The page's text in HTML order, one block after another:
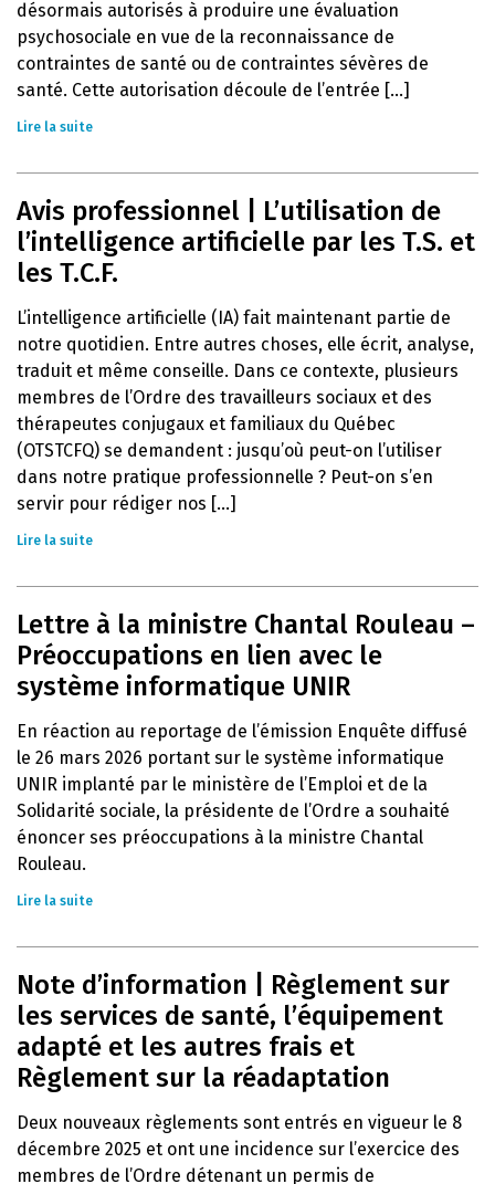
désormais autorisés à produire une évaluation
psychosociale en vue de la reconnaissance de
contraintes de santé ou de contraintes sévères de
santé. Cette autorisation découle de l’entrée [...]
Lire la suite
Avis professionnel | L’utilisation de
l’intelligence artificielle par les T.S. et
les T.C.F.
L’intelligence artificielle (IA) fait maintenant partie de
notre quotidien. Entre autres choses, elle écrit, analyse,
traduit et même conseille. Dans ce contexte, plusieurs
membres de l’Ordre des travailleurs sociaux et des
thérapeutes conjugaux et familiaux du Québec
(OTSTCFQ) se demandent : jusqu’où peut-on l’utiliser
dans notre pratique professionnelle ? Peut-on s’en
servir pour rédiger nos [...]
Lire la suite
Lettre à la ministre Chantal Rouleau –
Préoccupations en lien avec le
système informatique UNIR
En réaction au reportage de l’émission Enquête diffusé
le 26 mars 2026 portant sur le système informatique
UNIR implanté par le ministère de l’Emploi et de la
Solidarité sociale, la présidente de l’Ordre a souhaité
énoncer ses préoccupations à la ministre Chantal
Rouleau.
Lire la suite
Note d’information | Règlement sur
les services de santé, l’équipement
adapté et les autres frais et
Règlement sur la réadaptation
Deux nouveaux règlements sont entrés en vigueur le 8
décembre 2025 et ont une incidence sur l’exercice des
membres de l’Ordre détenant un permis de